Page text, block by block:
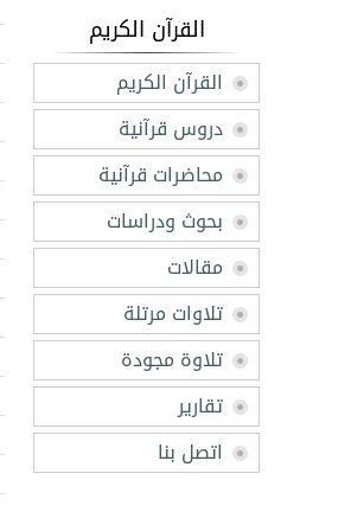
القرآن الكريم
القرآن الكريم
دروس قرآنية
محاضرات قرآنية
بحوث ودراسات
مقالات
تلاوات مرتلة
تلاوة مجودة
تقارير
اتصل بنا